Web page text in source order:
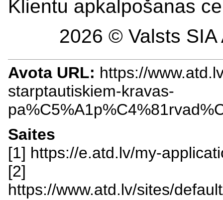
Klientu apkalpošanas
2026 © Valsts
Avota URL: https://
starptautiskiem-kravas-
Saites
[1] https://e.atd.lv/my-
[2]
https://www.atd.lv/sites/